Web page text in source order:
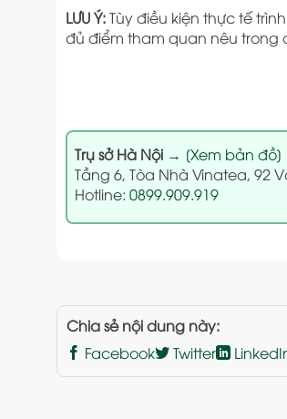
LƯU Ý:Tùy điều kiện thực tế
đủ điểm tham quan nêu trong
Trụ sở Hà Nội→ [Xem bản đồ]
Tầng 6, Tòa Nhà Vinatea, 92
Hotline: 0899.909.919
Chia sẻ nội dung này:
Facebook
Twitter